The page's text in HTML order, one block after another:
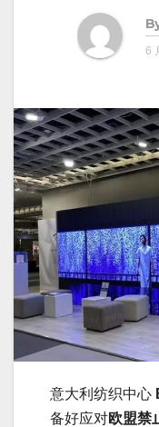
6
意大利纺织中心
备好应对欧盟禁